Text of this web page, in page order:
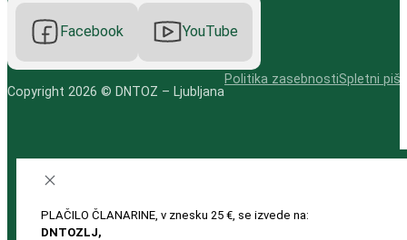
Facebook YouTube
Copyright 2026 © DNTOZ – Ljubljana
Politika zasebnostiSpletni
PLAČILO ČLANARINE, v znesku 25 €, se izvede na:
DNTOZLJ,